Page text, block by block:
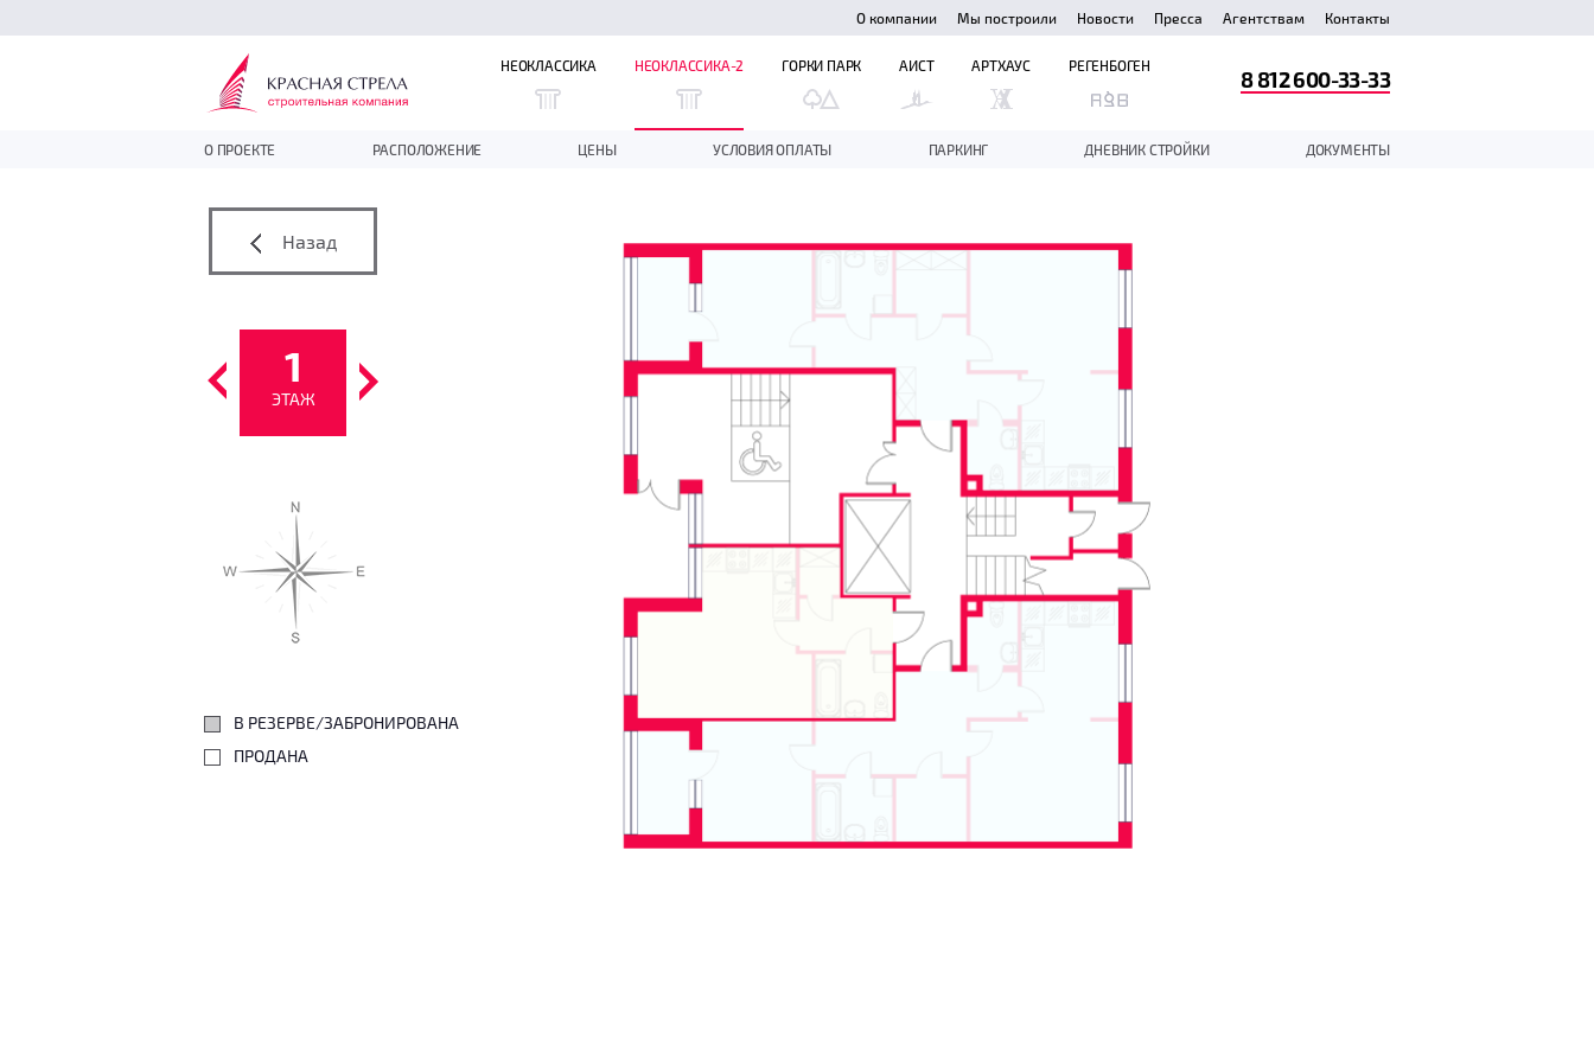
О компании Мы построили Новости Пресса Агентствам Контакты
НЕОКЛАССИКА НЕОКЛАССИКА-2
О ПРОЕКТЕ РАСПОЛОЖЕНИЕ ЦЕНЫ УСЛОВИЯ ОПЛАТЫ ПАРКИНГ ДНЕВНИК СТРОЙКИ ДОКУМЕНТЫ
ГОРКИ ПАРК АИСТ АРТХАУС РЕГЕНБОГЕН
8 812 600-33-33
Назад
1
ЭТАЖ
В РЕЗЕРВЕ/ЗАБРОНИРОВАНА
ПРОДАНА